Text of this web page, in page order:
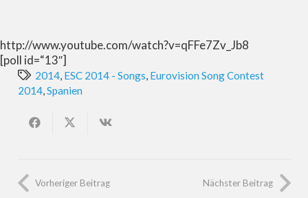
http://www.youtube.com/watch?v=qFFe7Zv_Jb8
[poll id=“13″]
2014, ESC 2014 - Songs, Eurovision Song Contest
2014,Spanien
Vorheriger Beitrag Nächster Beitrag